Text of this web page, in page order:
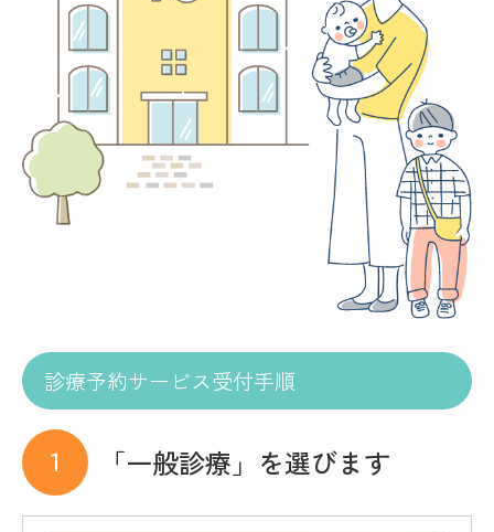
診療予約サービス受付手順
「一般診療」を選びます